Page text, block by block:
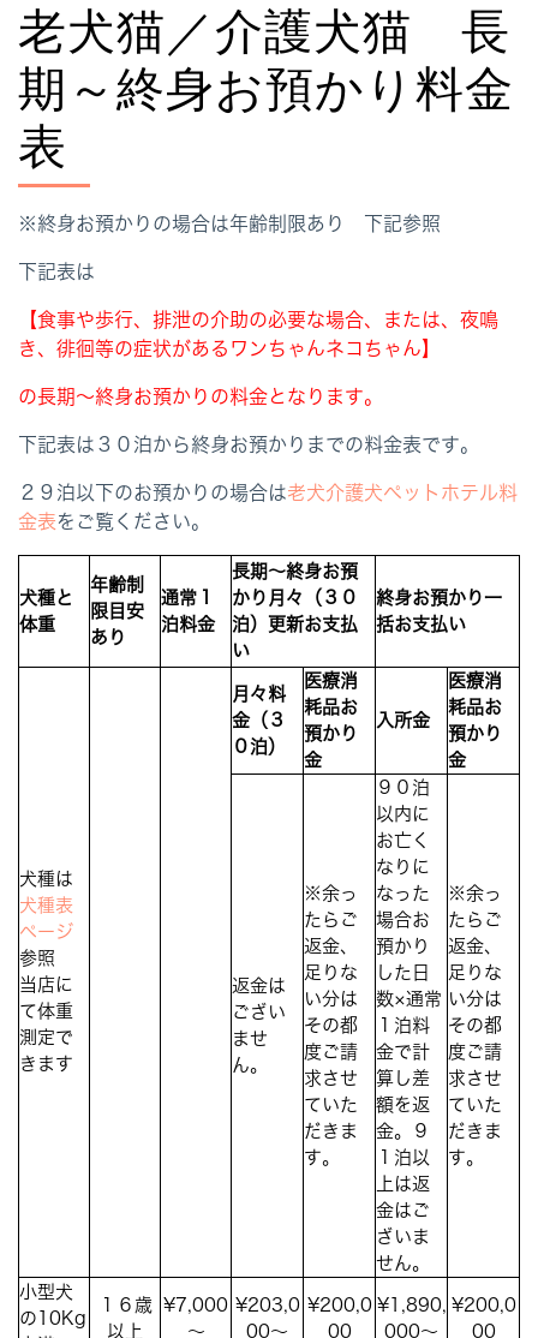
老犬猫／介護犬猫 長
期～終身お預かり料金
表
※終身お預かりの場合は年齢制限あり 下記参照
下記表は
【食事や歩行、排泄の介助の必要な場合、または、夜鳴
き、徘徊等の症状があるワンちゃんネコちゃん】
の長期～終身お預かりの料金となります。
下記表は３０泊から終身お預かりまでの料金表です。
２９泊以下のお預かりの場合は老犬介護犬ペットホテル料
金表をご覧ください。
犬種と
体重
年齢制
限目安
あり
通常１
泊料金
長期～終身お預
かり月々（３０
泊）更新お支払
い
終身お預かり一
括お支払い
犬種は
犬種表
ページ
参照
当店に
て体重
測定で
きます
月々料
金（３
０泊）
医療消
耗品お
預かり
金
入所金
医療消
耗品お
預かり
金
返金は
ござい
ませ
ん。
※余っ
たらご
返金、
足りな
い分は
その都
度ご請
求させ
ていた
だきま
す。
９０泊
以内に
お亡く
なりに
なった
場合お
預かり
した日
数×通常
１泊料
金で計
算し差
額を返
金。９
１泊以
上は返
金はご
ざいま
せん。
※余っ
たらご
返金、
足りな
い分は
その都
度ご請
求させ
ていた
だきま
す。
小型犬
の10Kg
１６歳
以上
¥7,000
～
¥203,0
00～
¥200,0
00
¥1,890,
000～
¥200,0
00